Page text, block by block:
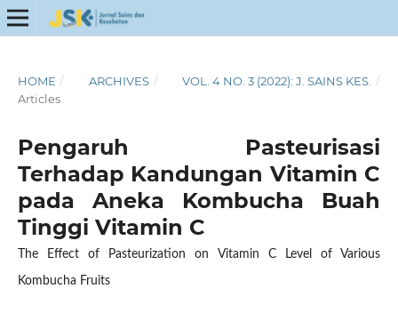
HOME / ARCHIVES / VOL. 4 NO. 3 (2022): J. SAINS KES. /
Articles
Pengaruh Pasteurisasi
Terhadap Kandungan Vitamin C
pada Aneka Kombucha Buah
Tinggi Vitamin C
The Effect of Pasteurization on Vitamin C Level of Various
Kombucha Fruits